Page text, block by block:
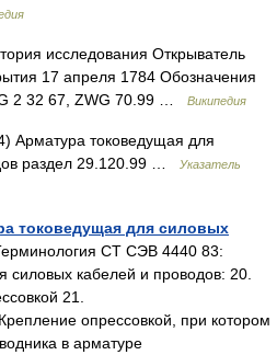
исследования Открыватель
17 апреля 1784 Обозначения
2 32 67, ZWG 70.99 …
Википедия
Арматура токоведущая для
раздел 29.120.99 …
Указатель
токоведущая для силовых
СТ СЭВ 4440 83:
силовых кабелей и проводов: 20.
21.
опрессовкой, при котором
в арматуре